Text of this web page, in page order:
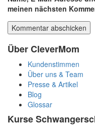
meinen nächsten
Über CleverMom
Kundenstimmen
Über uns & Team
Presse & Artikel
Blog
Glossar
Kurse